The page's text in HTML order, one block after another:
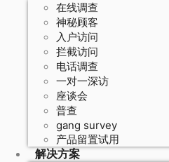
在线调查
神秘顾客
入户访问
拦截访问
电话调查
一对一深访
座谈会
普查
gang survey
产品留置试用
解决方案